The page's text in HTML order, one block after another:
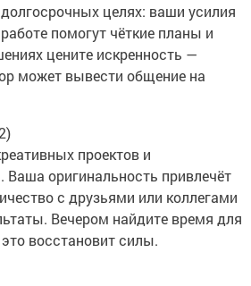
целях: ваши усилия
помогут чёткие планы и
цените искренность —
может вывести общение на
проектов и
Ваша оригинальность привлечёт
с друзьями или коллегами
Вечером найдите время для
восстановит силы.